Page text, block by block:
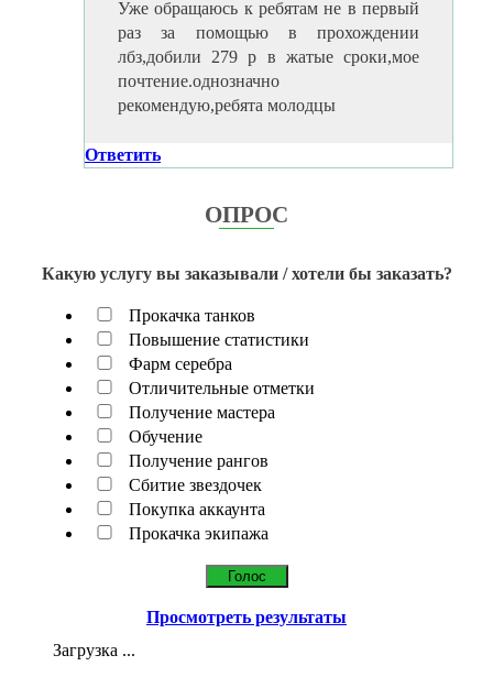
Уже обращаюсь к ребятам не в первый
раз за помощью в прохождении
лбз,добили 279 р в жатые сроки,мое
почтение.однозначно
рекомендую,ребята молодцы
Ответить
ОПРОС
Какую услугу вы заказывали / хотели бы заказать?
Прокачка танков
Повышение статистики
Фарм серебра
Отличительные отметки
Получение мастера
Обучение
Получение рангов
Сбитие звездочек
Покупка аккаунта
Прокачка экипажа
Просмотреть результаты
Загрузка ...